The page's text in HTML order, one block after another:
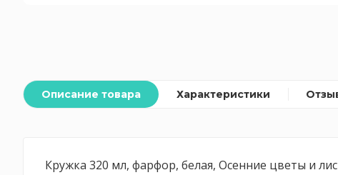
Описание товара Характеристики
Кружка 320 мл, фарфор, белая, Осенние цветы и